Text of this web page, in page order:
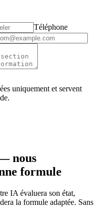
Téléphone
uniquement et servent
nous
formule
IA évaluera son état,
la formule adaptée. Sans